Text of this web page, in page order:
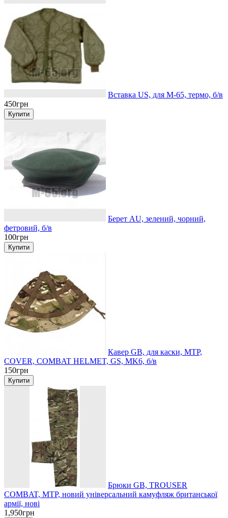
Вставка US, для М-65, термо, б/в
450грн
Берет AU, зелений, чорний,
фетровий, б/в
100грн
Кавер GB, для каски, MTP,
COVER, COMBAT HELMET, GS, MK6, б/в
150грн
Брюки GB, TROUSER
COMBAT, MTP, новий універсальний камуфляж британської
армії, нові
1,950грн